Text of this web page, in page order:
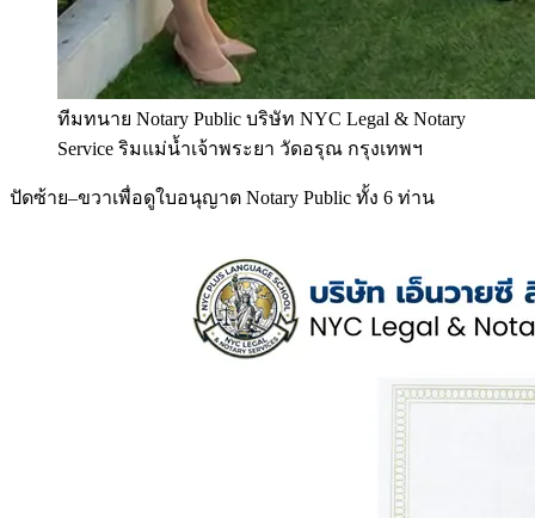
ทีมทนาย Notary Public บริษัท NYC Legal & Notary
Service ริมแม่น้ำเจ้าพระยา วัดอรุณ กรุงเทพฯ
ปัดซ้าย–ขวาเพื่อดูใบอนุญาต Notary Public ทั้ง 6 ท่าน